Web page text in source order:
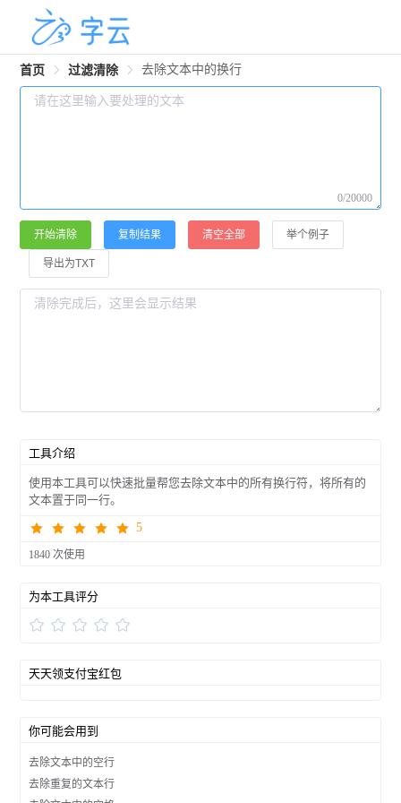
首页 过滤清除 去除文本中的换行
0/20000
开始清除 复制结果 清空全部 举个例子
导出为TXT
工具介绍
使用本工具可以快速批量帮您去除文本中的所有换行符，将所有的
文本置于同一行。
5
1840 次使用
为本工具评分
天天领支付宝红包
你可能会用到
去除文本中的空行
去除重复的文本行